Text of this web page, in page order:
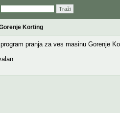
Traži
Korting
pranja za ves masinu Gorenje